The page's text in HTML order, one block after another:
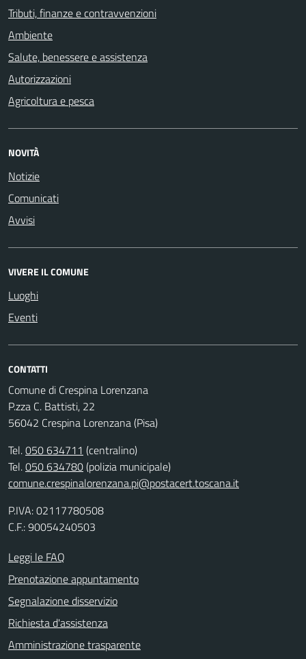
Tributi, finanze e contravvenzioni
Ambiente
Salute, benessere e assistenza
Autorizzazioni
Agricoltura e pesca
NOVITÀ
Notizie
Comunicati
Avvisi
VIVERE IL COMUNE
Luoghi
Eventi
CONTATTI
Comune di Crespina Lorenzana
P.zza C. Battisti, 22
56042 Crespina Lorenzana (Pisa)
Tel.050 634711 (centralino)
Tel.050 634780(polizia municipale)
comune.crespinalorenzana.pi@postacert.toscana.it
P.IVA: 02117780508
C.F.: 90054240503
Leggi le FAQ
Prenotazione appuntamento
Segnalazione disservizio
Richiesta d'assistenza
Amministrazione trasparente